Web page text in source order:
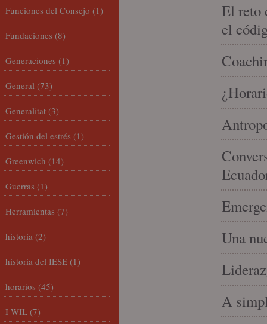
El reto
el
Una
A
Funciones del Consejo (1)
Fundaciones (8)
Generaciones (1)
General (73)
Generalitat (3)
Gestión del estrés (1)
Greenwich (14)
Guerras (1)
Herramientas (7)
historia (2)
historia del IESE (1)
horarios (45)
I WIL (7)